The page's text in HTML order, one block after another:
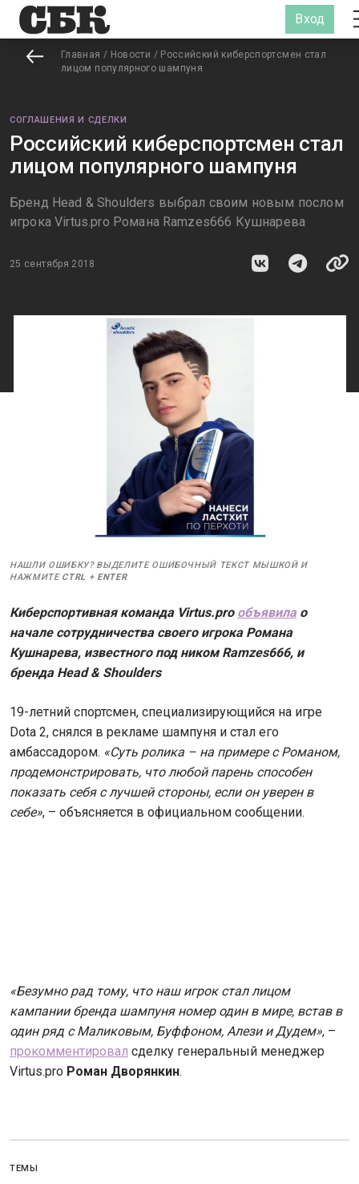
Вход
Главная / Новости / Российский киберспортсмен стал
лицом популярного шампуня
СОГЛАШЕНИЯ И СДЕЛКИ
Российский киберспортсмен стал
лицом популярного шампуня
Бренд Head & Shoulders выбрал своим новым послом
игрока Virtus.pro Романа Ramzes666 Кушнарева
25 сентября 2018
НАШЛИ ОШИБКУ? ВЫДЕЛИТЕ ОШИБОЧНЫЙ ТЕКСТ МЫШКОЙ И
НАЖМИТЕ CTRL + ENTER
Киберспортивная команда Virtus.pro объявила о
начале сотрудничества своего игрока Романа
Кушнарева, известного под ником Ramzes666, и
бренда Head & Shoulders
19-летний спортсмен, специализирующийся на игре
Dota 2, снялся в рекламе шампуня и стал его
амбассадором. «Суть ролика – на примере с Романом,
продемонстрировать, что любой парень способен
показать себя с лучшей стороны, если он уверен в
себе», – объясняется в официальном сообщении.
«Безумно рад тому, что наш игрок стал лицом
кампании бренда шампуня номер один в мире, встав в
один ряд с Маликовым, Буффоном, Алези и Дудем», –
прокомментировал сделку генеральный менеджер
Virtus.pro Роман Дворянкин.
ТЕМЫ